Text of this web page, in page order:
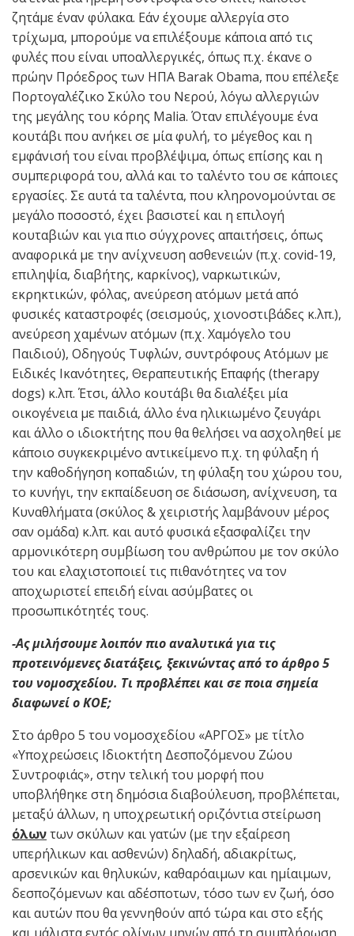
ζητάμε έναν φύλακα. Εάν έχουμε αλλεργία στο
τρίχωμα, μπορούμε να επιλέξουμε κάποια από τις
φυλές που είναι υποαλλεργικές, όπως π.χ. έκανε ο
πρώην Πρόεδρος των ΗΠΑ Barak Obama, που επέλεξε
Πορτογαλέζικο Σκύλο του Νερού, λόγω αλλεργιών
της μεγάλης του κόρης Malia. Όταν επιλέγουμε ένα
κουτάβι που ανήκει σε μία φυλή, το μέγεθος και η
εμφάνισή του είναι προβλέψιμα, όπως επίσης και η
συμπεριφορά του, αλλά και το ταλέντο του σε κάποιες
εργασίες. Σε αυτά τα ταλέντα, που κληρονομούνται σε
μεγάλο ποσοστό, έχει βασιστεί και η επιλογή
κουταβιών και για πιο σύγχρονες απαιτήσεις, όπως
αναφορικά με την ανίχνευση ασθενειών (π.χ. covid-19,
επιληψία, διαβήτης, καρκίνος), ναρκωτικών,
εκρηκτικών, φόλας, ανεύρεση ατόμων μετά από
φυσικές καταστροφές (σεισμούς, χιονοστιβάδες κ.λπ.),
ανεύρεση χαμένων ατόμων (π.χ. Χαμόγελο του
Παιδιού), Οδηγούς Τυφλών, συντρόφους Ατόμων με
Ειδικές Ικανότητες, Θεραπευτικής Επαφής (therapy
dogs) κ.λπ. Έτσι, άλλο κουτάβι θα διαλέξει μία
οικογένεια με παιδιά, άλλο ένα ηλικιωμένο ζευγάρι
και άλλο ο ιδιοκτήτης που θα θελήσει να ασχοληθεί με
κάποιο συγκεκριμένο αντικείμενο π.χ. τη φύλαξη ή
την καθοδήγηση κοπαδιών, τη φύλαξη του χώρου του,
το κυνήγι, την εκπαίδευση σε διάσωση, ανίχνευση, τα
Κυναθλήματα (σκύλος & χειριστής λαμβάνουν μέρος
σαν ομάδα) κ.λπ. και αυτό φυσικά εξασφαλίζει την
αρμονικότερη συμβίωση του ανθρώπου με τον σκύλο
του και ελαχιστοποιεί τις πιθανότητες να τον
αποχωριστεί επειδή είναι ασύμβατες οι
προσωπικότητές τους.
-Ας μιλήσουμε λοιπόν πιο αναλυτικά για τις
προτεινόμενες διατάξεις, ξεκινώντας από το άρθρο 5
του νομοσχεδίου. Τι προβλέπει και σε ποια σημεία
διαφωνεί ο ΚΟΕ;
Στο άρθρο 5 του νομοσχεδίου «ΑΡΓΟΣ» με τίτλο
«Υποχρεώσεις Ιδιοκτήτη Δεσποζόμενου Ζώου
Συντροφιάς», στην τελική του μορφή που
υποβλήθηκε στη δημόσια διαβούλευση, προβλέπεται,
μεταξύ άλλων, η υποχρεωτική οριζόντια στείρωση
όλωντων σκύλων και γατών (με την εξαίρεση
υπερήλικων και ασθενών) δηλαδή, αδιακρίτως,
αρσενικών και θηλυκών, καθαρόαιμων και ημίαιμων,
δεσποζόμενων και αδέσποτων, τόσο των εν ζωή, όσο
και αυτών που θα γεννηθούν από τώρα και στο εξής